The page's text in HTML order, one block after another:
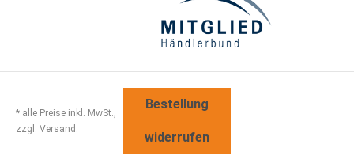
* alle Preise inkl. MwSt.,
zzgl. Versand.
Bestellung
widerrufen